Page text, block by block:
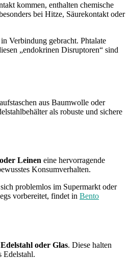
kommen, enthalten chemische
bei Hitze, Säurekontakt oder
Verbindung gebracht. Phtalate
„endokrinen Disruptoren“ sind
aus Baumwolle oder
als robuste und sichere
Leinen eine hervorragende
Konsumverhalten.
problemlos im Supermarkt oder
vorbereitet, findet in Bento
oder Glas. Diese halten
Edelstahl.